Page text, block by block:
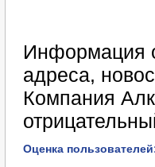
Информация
адреса,
Компания
Оценка